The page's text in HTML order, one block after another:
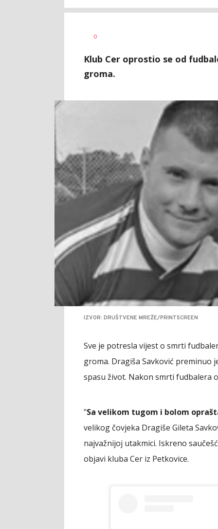
AUTOR
0
Klub Cer oprostio se od
groma.
IZVOR: DRUŠTVENE MREŽE/PRINTSCREEN
Sve je potresla vijest o smrti
groma. Dragiša Savković preminuo
spasu život. Nakon smrti fudbalera
"Sa velikom tugom i bolom
velikog čovjeka Dragiše Gileta
najvažnijoj utakmici. Iskreno
objavi kluba Cer iz Petkovice.